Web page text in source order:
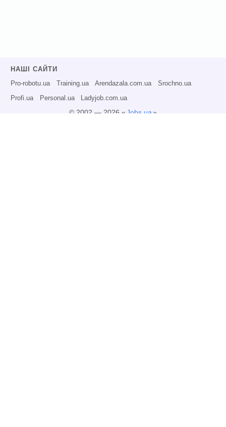
НАШІ САЙТИ
Pro-robotu.ua Training.ua Arendazala.com.ua Srochno.ua
Profi.ua Personal.ua Ladyjob.com.ua
© 2002 — 2026 « Jobs.ua»